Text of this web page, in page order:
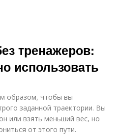
тренажеров:
использовать
образом, чтобы вы
заданной траектории. Вы
или взять меньший вес, но
от этого пути.